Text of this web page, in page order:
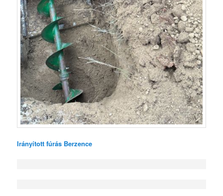
Irányított fúrás Berzence